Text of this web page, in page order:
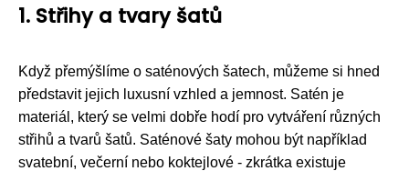
1. Střihy a tvary šatů
Když přemýšlíme o saténových šatech, můžeme si hned
představit jejich luxusní vzhled a jemnost. Satén je
materiál, který se velmi dobře hodí pro vytváření různých
střihů a tvarů šatů. Saténové šaty mohou být například
svatební, večerní nebo koktejlové - zkrátka existuje